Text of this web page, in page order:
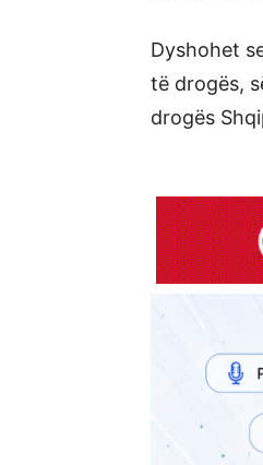
Dyshohet
të drogës,
drogës